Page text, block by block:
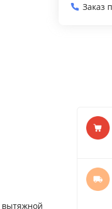
Заказ
вытяжной